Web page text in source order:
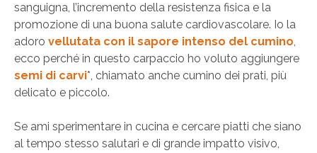
sanguigna, l’incremento della resistenza fisica e la
promozione di una buona salute cardiovascolare. Io la
adoro vellutata con il sapore intenso del cumino,
ecco perché in questo carpaccio ho voluto aggiungere
semi di carvi*, chiamato anche cumino dei prati, più
delicato e piccolo.
Se ami sperimentare in cucina e cercare piatti che siano
al tempo stesso salutari e di grande impatto visivo,